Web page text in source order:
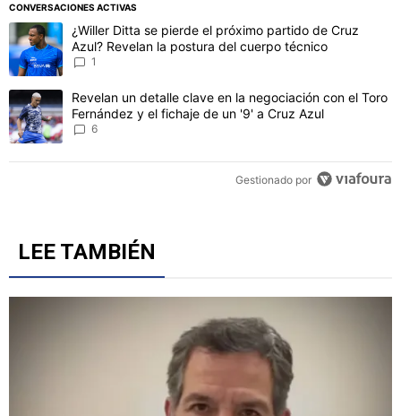
CONVERSACIONES ACTIVAS
Este listado muestra los artículos con más comentarios en los
Un artículo de tendencia con el título "¿Willer Ditta se pierde el
¿Willer Ditta se pierde el próximo partido de Cruz
Azul? Revelan la postura del cuerpo técnico
1
Un artículo de tendencia con el título "Revelan un detalle clave
Revelan un detalle clave en la negociación con el Toro
Fernández y el fichaje de un '9' a Cruz Azul
6
Gestionado por
LEE TAMBIÉN